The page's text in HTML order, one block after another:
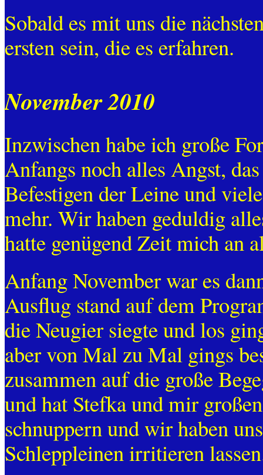
Sobald es mit uns die
ersten sein, die es erfahren.
November 2010
Inzwischen habe ich große
Anfangs noch alles Angst,
Befestigen der Leine und
mehr. Wir haben geduldig
hatte genügend Zeit mich an
Anfang November war es
Ausflug stand auf dem
die Neugier siegte und los
aber von Mal zu Mal gings
zusammen auf die große
und hat Stefka und mir
schnuppern und wir haben
Schleppleinen irritieren